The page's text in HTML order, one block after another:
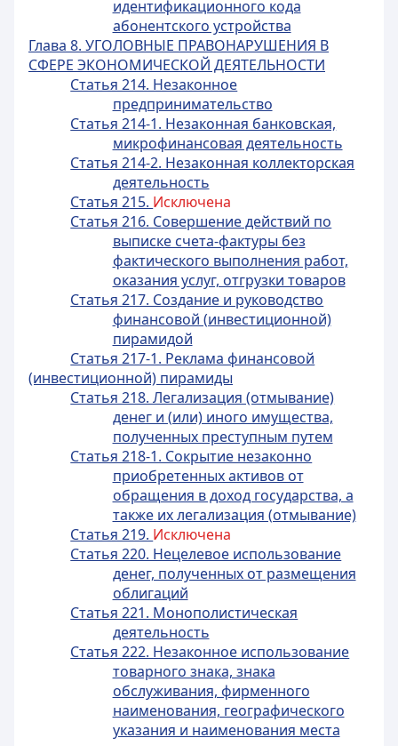
идентификационного кода
абонентского устройства
Глава 8. УГОЛОВНЫЕ ПРАВОНАРУШЕНИЯ В
СФЕРЕ ЭКОНОМИЧЕСКОЙ ДЕЯТЕЛЬНОСТИ
Статья 214. Незаконное
предпринимательство
Статья 214-1. Незаконная банковская,
микрофинансовая деятельность
Статья 214-2. Незаконная коллекторская
деятельность
Статья 215. Исключена
Статья 216. Совершение действий по
выписке счета-фактуры без
фактического выполнения работ,
оказания услуг, отгрузки товаров
Статья 217. Создание и руководство
финансовой (инвестиционной)
пирамидой
Статья 217-1. Реклама финансовой
(инвестиционной) пирамиды
Статья 218. Легализация (отмывание)
денег и (или) иного имущества,
полученных преступным путем
Статья 218-1. Сокрытие незаконно
приобретенных активов от
обращения в доход государства, а
также их легализация (отмывание)
Статья 219. Исключена
Статья 220. Нецелевое использование
денег, полученных от размещения
облигаций
Статья 221. Монополистическая
деятельность
Статья 222. Незаконное использование
товарного знака, знака
обслуживания, фирменного
наименования, географического
указания и наименования места